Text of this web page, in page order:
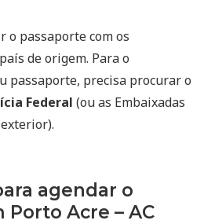
o passaporte com os
de origem. Para o
passaporte, precisa procurar o
Federal (ou as Embaixadas
agendar o
Acre – AC